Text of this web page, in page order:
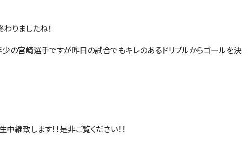
りましたね！
の宮崎選手ですが昨日の試合でもキレのあるドリブルからゴールを決
継致します！！是非ご覧ください！！